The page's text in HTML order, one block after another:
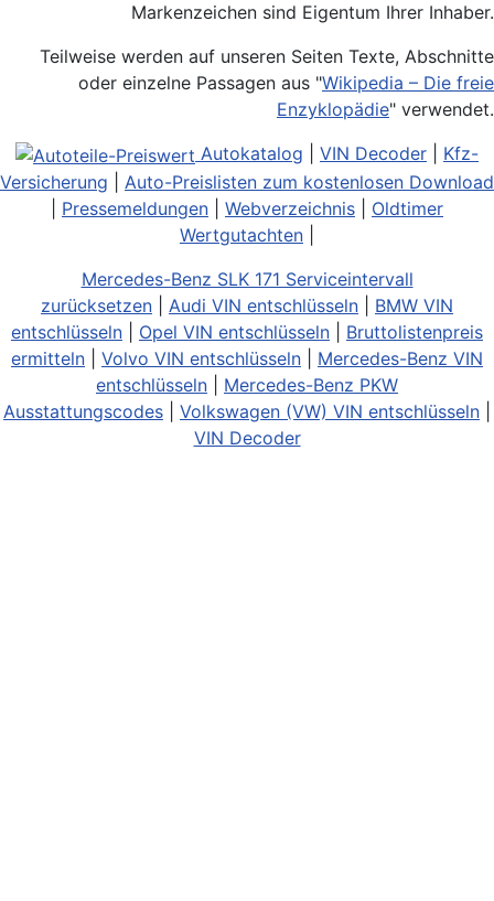
Markenzeichen sind Eigentum Ihrer Inhaber.
Teilweise werden auf unseren Seiten Texte, Abschnitte
oder einzelne Passagen aus "Wikipedia – Die freie
Enzyklopädie" verwendet.
Autokatalog
VIN Decoder
Kfz-
Versicherung
Auto-Preislisten zum kostenlosen Download
Pressemeldungen Webverzeichnis
Oldtimer
Wertgutachten
Mercedes-Benz SLK 171 Serviceintervall
zurücksetzen
Audi VIN entschlüsseln
BMW VIN
entschlüsseln
Opel VIN entschlüsseln
Bruttolistenpreis
ermitteln
Volvo VIN entschlüsseln
Mercedes-Benz VIN
entschlüsseln
Mercedes-Benz PKW
Ausstattungscodes
Volkswagen (VW) VIN entschlüsseln
VIN Decoder